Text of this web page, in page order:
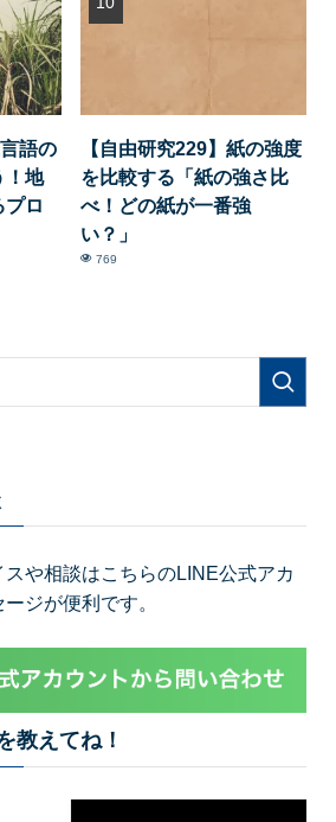
語の
！地
ロ
【自由研究229】紙の強度
を比較する「紙の強さ比
べ！どの紙が一番強
い？」
769
や相談はこちらのLINE公式アカ
ジが便利です。
教えてね！